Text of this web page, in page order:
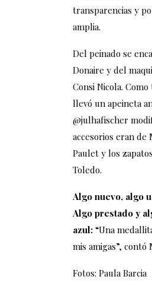
transparencias y
amplia.
Del peinado se
Donaire y del
Consi Nicola. Como
llevó un apeineta
@julhafischer
accesorios eran de
Paulet y los
Toledo.
Algo nuevo, algo
Algo prestado y
azul:“Una
mis amigas”, contó
Fotos: Paula Barcia